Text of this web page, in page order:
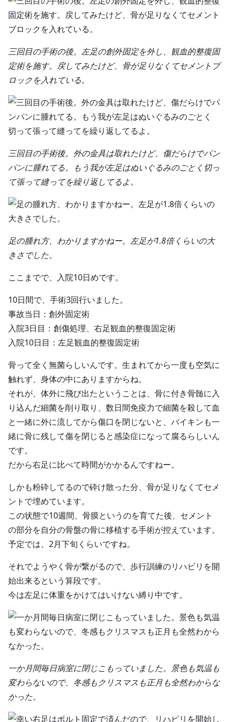
三回目の手術の後。左足の創外固定を外し、観血的整復固
定術を施す。戻してみたけど、骨が足りなくてセメントブ
ロックを入れている。
三回目の手術後。外の金具は取れたけど、傷だらけでパン
パンに腫れてる。もう我が左足はぬいぐるみのごとく切っ
て張って縫ってを繰り返してるよ。
足の腫れ方、わかりますかねー。左足が1.8倍くらいの大
きさでした。
ここまでで、入院10日めです。
10日間で、手術3回行いました。
事故当日：創外固定術
入院3日目：創傷処理、右足観血的整復固定術
入院10日目：左足観血的整復固定術
骨って全く無菌らしいんです。生まれてから一度も空気に
触れず、身体の中にありますからね。
それが、体外に飛び出たということは、骨に付き骨髄に入
り込んだ細菌を削り取り、数日間免疫力で細菌を殺して血
と一緒に外に流してから傷口を閉じないと、バイキンも一
緒に骨に残して傷を閉じると感染症になって腐るらしいん
です。
だから右足に比べて時間がかかるんですねー。
しかも粉砕してるので砕け散った分、骨が足りなくてセメ
ントで埋めています。
この状態で10週間、骨膜というのを育てた後、セメント
の部分を自分の骨盤の骨に移植する手術が控えています。
予定では、2月下旬くらいですね。
それでようやく骨が繋がるので、歩行訓練のリハビリを開
始出来るという算段です。
今は左足に体重をかけてはいけない縛り中です。
一か月間毎日病室に閉じこもっていました。景色も気温も
変わらないので、冬感もクリスマスも正月も全然わからな
かった。